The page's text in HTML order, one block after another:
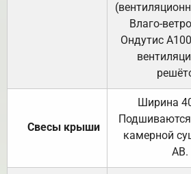
Влаго-
Ондутис
Свесы крыши
Ширина
камерной
АВ.